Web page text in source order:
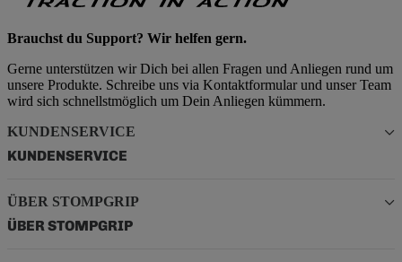
Brauchst du Support? Wir helfen gern.
Gerne unterstützen wir Dich bei allen Fragen und Anliegen rund um
unsere Produkte. Schreibe uns via Kontaktformular und unser Team
wird sich schnellstmöglich um Dein Anliegen kümmern.
KUNDENSERVICE
KUNDENSERVICE
ÜBER STOMPGRIP
ÜBER STOMPGRIP